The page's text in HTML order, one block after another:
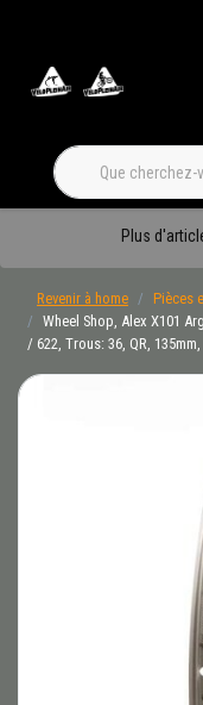
Plus
Revenir à home Pièces
Wheel Shop, Alex X101
/ 622, Trous: 36, QR,